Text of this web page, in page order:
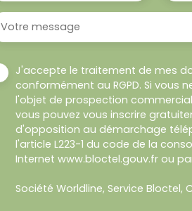
Votre message
J'accepte le traitement de mes
conformément au RGPD. Si vous
l'objet de prospection
vous pouvez vous inscrire
d'opposition au démarchage
l'article L223-1 du code de la
Internet www.bloctel.gouv.fr ou
Société Worldline, Service Bloctel, CS